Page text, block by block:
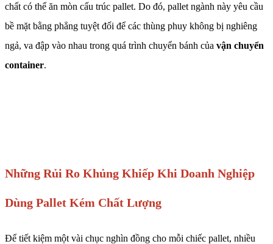
chất có thể ăn mòn cấu trúc pallet. Do đó, pallet ngành này yêu cầu
bề mặt bằng phẳng tuyệt đối để các thùng phuy không bị nghiêng
ngả, va đập vào nhau trong quá trình chuyển bánh của vận chuyển
container.
Những Rủi Ro Khủng Khiếp Khi Doanh Nghiệp
Dùng Pallet Kém Chất Lượng
Để tiết kiệm một vài chục nghìn đồng cho mỗi chiếc pallet, nhiều